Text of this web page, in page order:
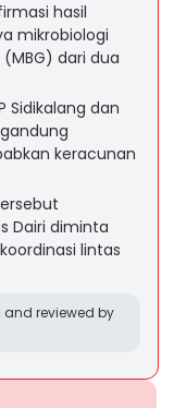
hasil
mikrobiologi
dari dua
Sidikalang dan
keracunan
Dairi diminta
lintas
reviewed by